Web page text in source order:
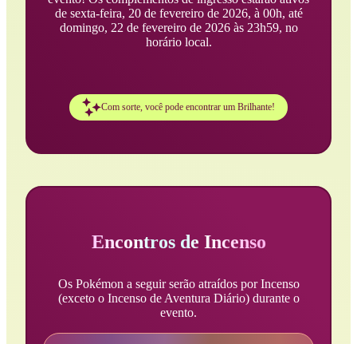
de sexta-feira, 20 de fevereiro de 2026, à 00h, até
domingo, 22 de fevereiro de 2026 às 23h59, no
horário local.
Com sorte, você pode encontrar um Brilhante!
Encontros de Incenso
Os Pokémon a seguir serão atraídos por Incenso
(exceto o Incenso de Aventura Diário) durante o
evento.